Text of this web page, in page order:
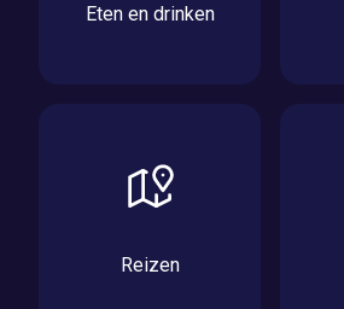
Eten en drinken
Reizen